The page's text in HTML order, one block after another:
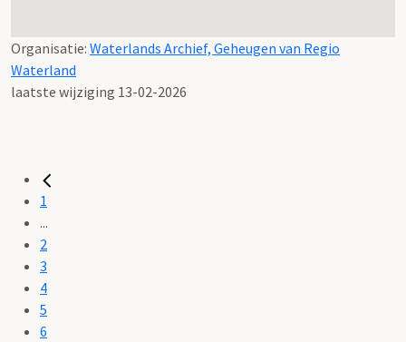
Organisatie: Waterlands Archief, Geheugen van Regio
Waterland
laatste wijziging 13-02-2026
1
...
2
3
4
5
6